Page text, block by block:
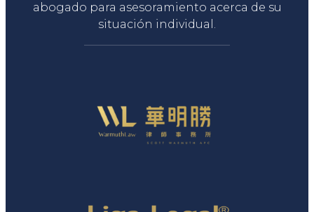
abogado para asesoramiento acerca de su
situación individual.